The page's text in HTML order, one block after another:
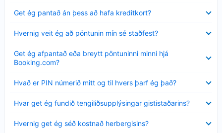
Get ég pantað án þess að hafa kreditkort?
sýnt
Hvernig veit ég að pöntunin mín sé staðfest?
sýnt
Get ég afpantað eða breytt pöntuninni minni hjá
Booking.com?
sýnt
Hvað er PIN númerið mitt og til hvers þarf ég það?
sýnt
Hvar get ég fundið tengiliðsupplýsingar gististaðarins?
sýnt
Hvernig get ég séð kostnað herbergisins?
sýnt